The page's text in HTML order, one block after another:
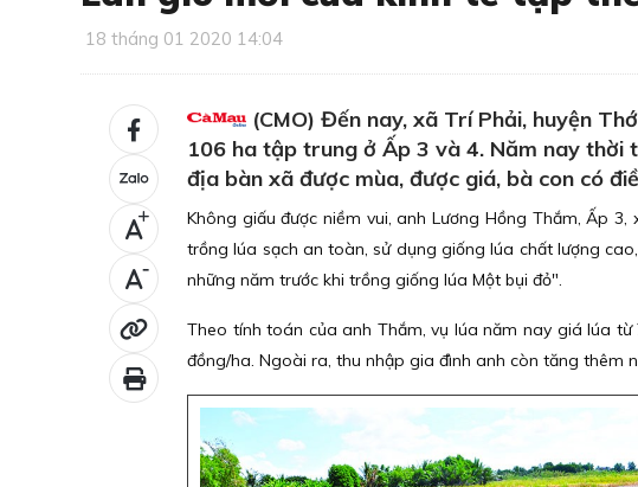
18 tháng 01 2020 14:04
+
-
(CMO) Đến nay, xã Trí Phải, huyện
106 ha tập trung ở Ấp 3 và 4. Năm nay thời
địa bàn xã được mùa, được giá, bà con có
Không giấu được niềm vui, anh Lương Hồng Thắm, Ấp
trồng lúa sạch an toàn, sử dụng giống lúa chất lượng
những năm trước khi trồng giống lúa Một bụi đỏ".
Theo tính toán của anh Thắm, vụ lúa năm nay giá lúa
đồng/ha. Ngoài ra, thu nhập gia đình anh còn tăng thêm